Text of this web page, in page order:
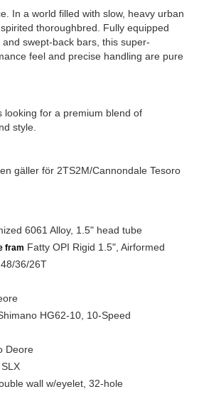
In a world filled with slow, heavy urban
thoroughbred. Fully equipped
swept-back bars, this super-
feel and precise handling are pure
looking for a premium blend of
style.
gäller för 2TS2M/Cannondale Tesoro
6061 Alloy, 1.5" head tube
fram Fatty OPI Rigid 1.5", Airformed
36/26T
HG62-10, 10-Speed
Deore
wall w/eyelet, 32-hole